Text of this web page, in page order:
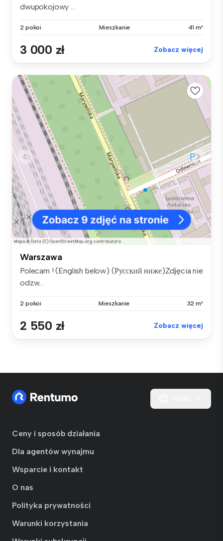
dwupokojowy ...
2 pokoi Mieszkanie 41 m²
3 000 zł Zobacz więcej
Warszawa
Polecam ! (English below) (Русский ниже)Zdjęcia nie
odzw...
2 pokoi Mieszkanie 32 m²
2 550 zł Zobacz więcej
Ceny i sposób działania
Dla agentów wynajmu
Wsparcie i kontakt
O nas
Polityka prywatności
Warunki korzystania